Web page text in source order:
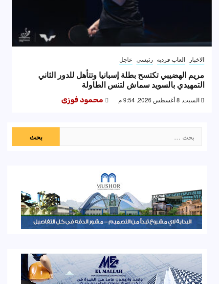
الاخبار العاب فردية رئيسى عاجل
مريم الهضيبي تكتسح بطلة إسبانيا وتتأهل للدور الثاني
التمهيدي بالسويد سماش لتنس الطاولة
السبت, 8 أغسطس 2026, 9:54 م محمود فوزى
عن: